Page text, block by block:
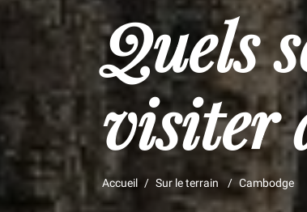
Quels
visiter
Accueil Sur le terrain Cambodge